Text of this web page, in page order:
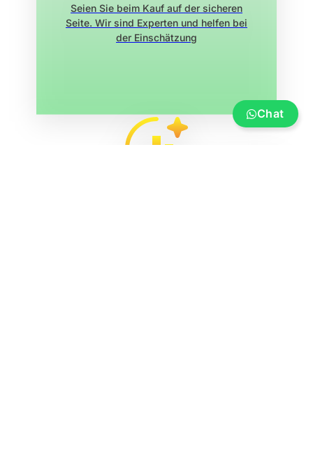
Seien Sie beim Kauf auf der sicheren
Seite. Wir sind Experten und helfen bei
der Einschätzung
Chat